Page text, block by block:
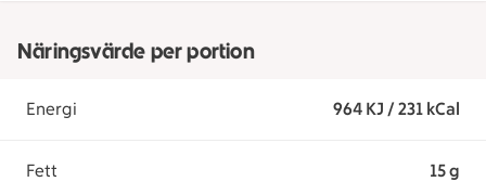
Näringsvärde per portion
Energi 964 KJ / 231 kCal
Fett 15 g